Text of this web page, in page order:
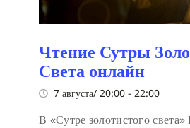
Чтение Сутры
Света онлайн
7 августа/ 20:00 - 22:00
В «Сутре золотистого света»